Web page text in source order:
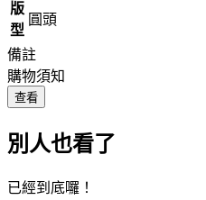
版
型
圓頭
備註
購物須知
查看
別人也看了
已經到底囉！